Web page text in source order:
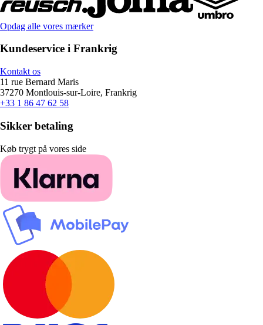
Opdag alle vores mærker
Kundeservice i Frankrig
Kontakt os
11 rue Bernard Maris
37270 Montlouis-sur-Loire, Frankrig
+33 1 86 47 62 58
Sikker betaling
Køb trygt på vores side